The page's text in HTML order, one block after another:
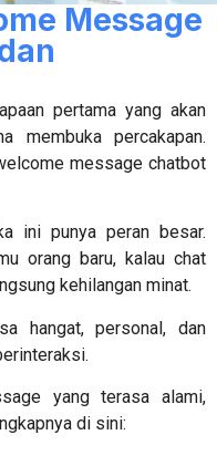
Message
pertama yang akan
membuka percakapan.
message chatbot
ini punya peran besar.
orang baru, kalau chat
kehilangan minat.
hangat, personal, dan
yang terasa alami,
di sini: